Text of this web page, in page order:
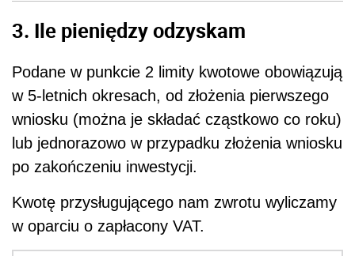
3. Ile pieniędzy odzyskam
Podane w punkcie 2 limity kwotowe obowiązują
w 5-letnich okresach, od złożenia pierwszego
wniosku (można je składać cząstkowo co roku)
lub jednorazowo w przypadku złożenia wniosku
po zakończeniu inwestycji.
Kwotę przysługującego nam zwrotu wyliczamy
w oparciu o zapłacony VAT.